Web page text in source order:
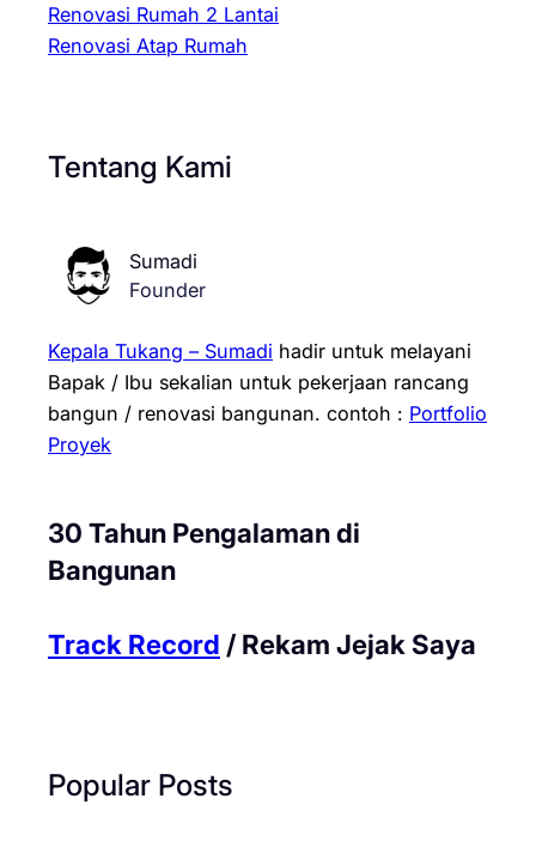
Renovasi Rumah 2 Lantai
Renovasi Atap Rumah
Tentang Kami
Sumadi
Founder
Kepala Tukang – Sumadi hadir untuk melayani
Bapak / Ibu sekalian untuk pekerjaan rancang
bangun / renovasi bangunan. contoh : Portfolio
Proyek
30 Tahun Pengalaman di
Bangunan
Track Record / Rekam Jejak Saya
Popular Posts